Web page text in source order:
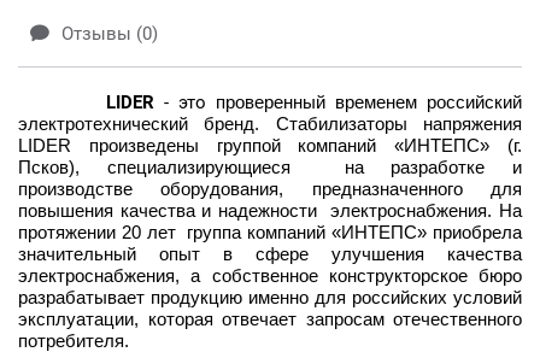
Отзывы (0)
LIDER- это проверенный временем российский
электротехнический бренд. Стабилизаторы напряжения
LIDER произведены группой компаний «ИНТЕПС» (г.
Псков), специализирующиеся на разработке и
производстве оборудования, предназначенного для
повышения качества и надежности электроснабжения. На
протяжении 20 лет группа компаний «ИНТЕПС» приобрела
значительный опыт в сфере улучшения качества
электроснабжения, а собственное конструкторское бюро
разрабатывает продукцию именно для российских условий
эксплуатации, которая отвечает запросам отечественного
потребителя.